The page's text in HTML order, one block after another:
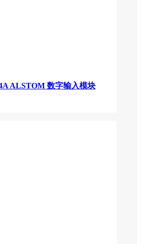
ALSTOM 数字输入模块